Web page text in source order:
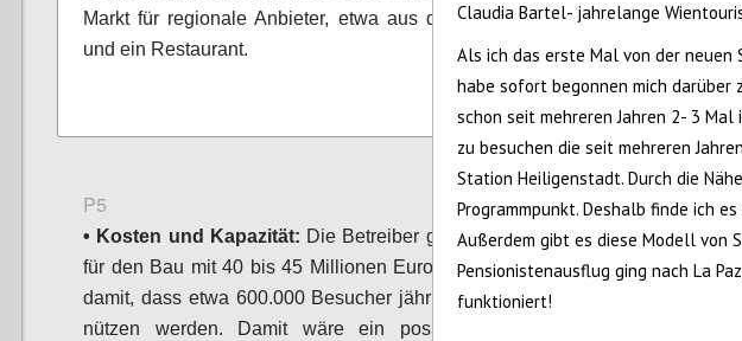
Markt für regionale Anbieter, etwa aus dem Wienerwald,
und ein Restaurant.
P5
• Kosten und Kapazität: Die Betreiber geben die Kosten
für den Bau mit 40 bis 45 Millionen Euro an. Sie rechnen
damit, dass etwa 600.000 Besucher jährlich die Seilbahn
nützen werden. Damit wäre ein positives operatives
Claudia Bartel- jahrelange
Als ich das erste Mal von der
habe sofort begonnen mich darüber
schon seit mehreren Jahren 2- 3 Mal
zu besuchen die seit mehreren
Station Heiligenstadt. Durch die
Programmpunkt. Deshalb finde ich
Außerdem gibt es diese Modell von
Pensionistenausflug ging nach La
funktioniert!